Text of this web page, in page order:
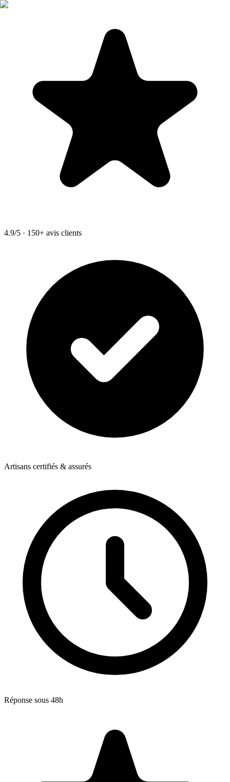
4.9/5 · 150+ avis clients
Artisans certifiés & assurés
Réponse sous 48h